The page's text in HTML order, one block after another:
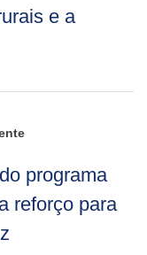
e a
programa
reforço para